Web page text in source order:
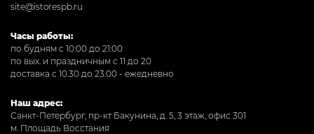
site@istorespb.ru
Часы работы:
по будням с 10:00 до 21:00
по вых. и праздничным с 11 до 20
доставка с 10.30 до 23.00 - ежедневно
Наш адрес:
Санкт-Петербург, пр-кт Бакунина, д. 5, 3 этаж, офис 301
м. Площадь Восстания